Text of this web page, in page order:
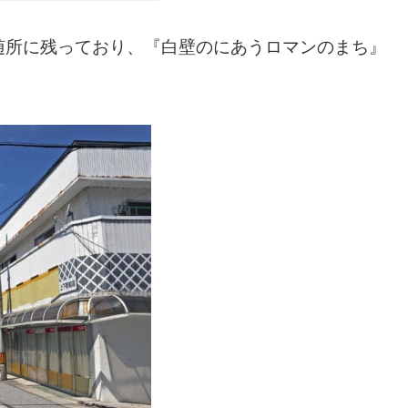
に残っており、『白壁のにあうロマンのまち』